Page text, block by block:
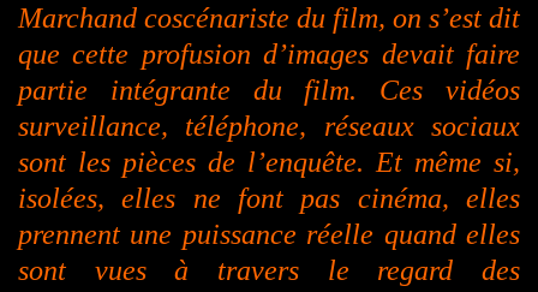
Marchand coscénariste du film, on s’est dit
que cette profusion d’images devait faire
partie intégrante du film. Ces vidéos
surveillance, téléphone, réseaux sociaux
sont les pièces de l’enquête. Et même si,
isolées, elles ne font pas cinéma, elles
prennent une puissance réelle quand elles
sont vues à travers le regard des